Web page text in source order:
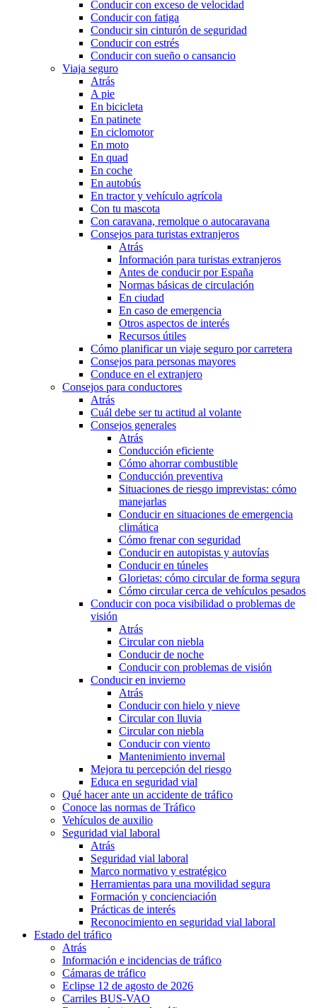
Conducir con exceso de velocidad
Conducir con fatiga
Conducir sin cinturón de seguridad
Conducir con estrés
Conducir con sueño o cansancio
Viaja seguro
Atrás
A pie
En bicicleta
En patinete
En ciclomotor
En moto
En quad
En coche
En autobús
En tractor y vehículo agrícola
Con tu mascota
Con caravana, remolque o autocaravana
Consejos para turistas extranjeros
Atrás
Información para turistas extranjeros
Antes de conducir por España
Normas básicas de circulación
En ciudad
En caso de emergencia
Otros aspectos de interés
Recursos útiles
Cómo planificar un viaje seguro por carretera
Consejos para personas mayores
Conduce en el extranjero
Consejos para conductores
Atrás
Cuál debe ser tu actitud al volante
Consejos generales
Atrás
Conducción eficiente
Cómo ahorrar combustible
Conducción preventiva
Situaciones de riesgo imprevistas: cómo
manejarlas
Conducir en situaciones de emergencia
climática
Cómo frenar con seguridad
Conducir en autopistas y autovías
Conducir en túneles
Glorietas: cómo circular de forma segura
Cómo circular cerca de vehículos pesados
Conducir con poca visibilidad o problemas de
visión
Atrás
Circular con niebla
Conducir de noche
Conducir con problemas de visión
Conducir en invierno
Atrás
Conducir con hielo y nieve
Circular con lluvia
Circular con niebla
Conducir con viento
Mantenimiento invernal
Mejora tu percepción del riesgo
Educa en seguridad vial
Qué hacer ante un accidente de tráfico
Conoce las normas de Tráfico
Vehículos de auxilio
Seguridad vial laboral
Atrás
Seguridad vial laboral
Marco normativo y estratégico
Herramientas para una movilidad segura
Formación y concienciación
Prácticas de interés
Reconocimiento en seguridad vial laboral
Estado del tráfico
Atrás
Información e incidencias de tráfico
Cámaras de tráfico
Eclipse 12 de agosto de 2026
Carriles BUS-VAO